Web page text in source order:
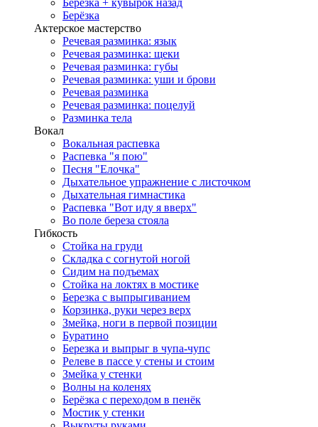
Берёзка + кувырок назад
Берёзка
Актерское мастерство
Речевая разминка: язык
Речевая разминка: щеки
Речевая разминка: губы
Речевая разминка: уши и брови
Речевая разминка
Речевая разминка: поцелуй
Разминка тела
Вокал
Вокальная распевка
Распевка "я пою"
Песня "Елочка"
Дыхательное упражнение с листочком
Дыхательная гимнастика
Распевка "Вот иду я вверх"
Во поле береза стояла
Гибкость
Стойка на груди
Складка с согнутой ногой
Сидим на подъемах
Стойка на локтях в мостике
Березка с выпрыгиванием
Корзинка, руки через верх
Змейка, ноги в первой позиции
Буратино
Березка и выпрыг в чупа-чупс
Релеве в пассе у стены и стоим
Змейка у стенки
Волны на коленях
Берёзка с переходом в пенёк
Мостик у стенки